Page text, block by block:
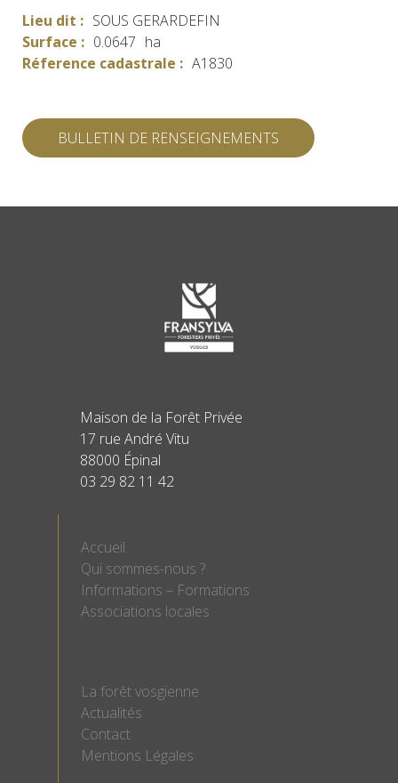
Lieu dit : SOUS GERARDEFIN
Surface : 0.0647 ha
Réference cadastrale : A1830
BULLETIN DE RENSEIGNEMENTS
Maison de la Forêt Privée
17 rue André Vitu
88000 Épinal
03 29 82 11 42
Accueil
Qui sommes-nous ?
Informations – Formations
Associations locales
La forêt vosgienne
Actualités
Contact
Mentions Légales